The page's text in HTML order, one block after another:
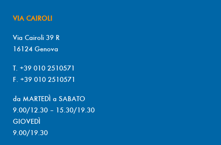
VIA CAIROLI
Via Cairoli 39 R
16124 Genova
T. +39 010 2510571
F. +39 010 2510571
da MARTEDÌ a SABATO
9.00/12.30 – 15.30/19.30
GIOVEDÌ
9.00/19.30